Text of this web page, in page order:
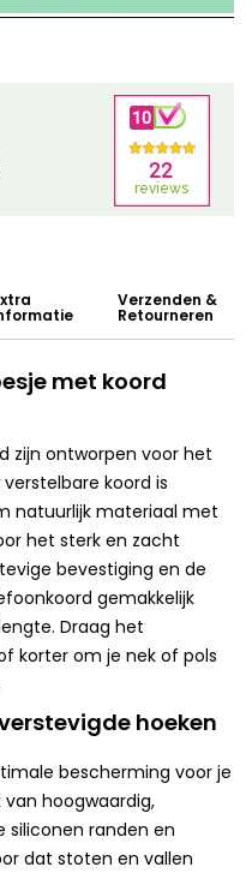
Verzenden &
Retourneren
met koord
zijn ontworpen voor het
koord is
natuurlijk materiaal met
het sterk en zacht
bevestiging en de
gemakkelijk
Draag het
korter om je nek of pols
hoeken
bescherming voor je
hoogwaardig,
siliconen randen en
dat stoten en vallen